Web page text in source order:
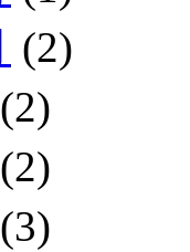
(2)
(2)
(2)
(3)